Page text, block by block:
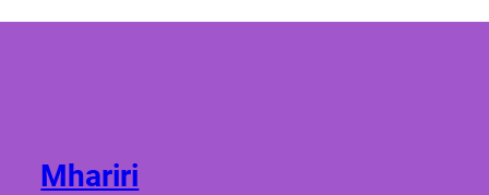
Mhariri